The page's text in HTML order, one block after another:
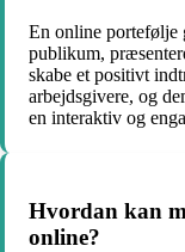
En online portefølje
publikum,
skabe et positivt
arbejdsgivere, og
en interaktiv og
Hvordan kan
online?